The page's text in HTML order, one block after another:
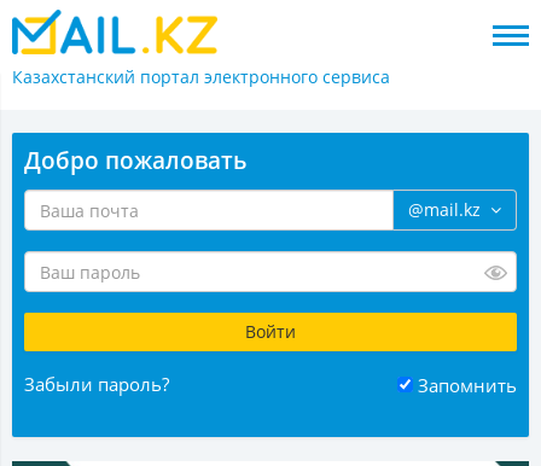
Казахстанский портал электронного сервиса
Добро пожаловать
@mail.kz
Забыли пароль? Запомнить